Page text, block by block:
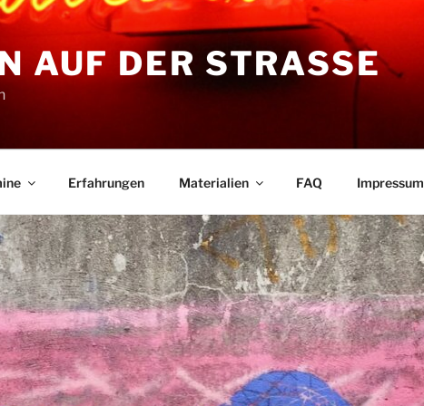
AUF DER STRASSE
Erfahrungen Materialien FAQ Impressum